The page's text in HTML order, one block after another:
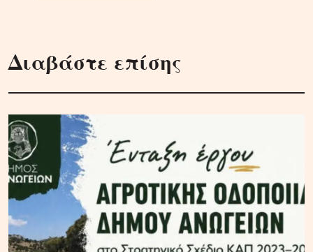
Διαβάστε επίσης